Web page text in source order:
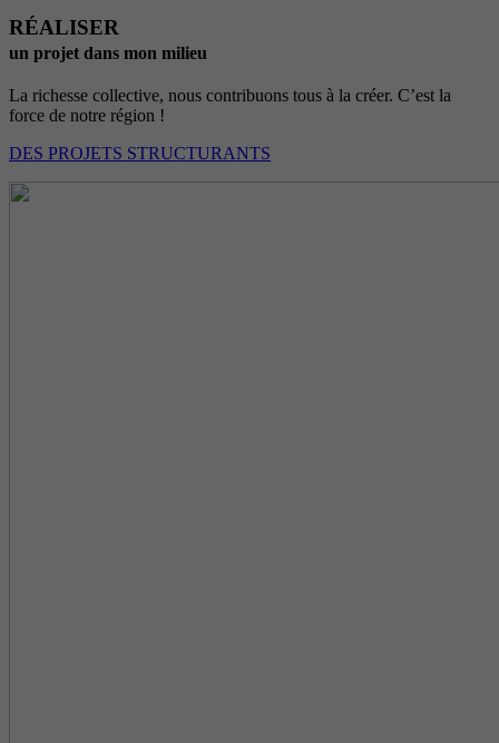
RÉALISER
un projet dans mon milieu
La richesse collective, nous contribuons tous à la créer. C’est la
force de notre région !
DES PROJETS STRUCTURANTS